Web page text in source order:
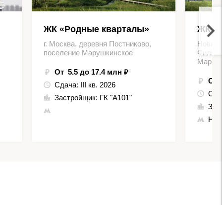
ЖК «Родные кварталы»
г. Москва, деревня Постниково,
поселение Марушкинское
От 5.5 до 17.4 млн ₽
Сдача: III кв. 2026
Застройщик: ГК "А101"
ЖК
Новая
От